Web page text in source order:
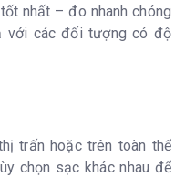
nhất – đo nhanh chóng
với các đối tượng có độ
trấn hoặc trên toàn thế
chọn sạc khác nhau để